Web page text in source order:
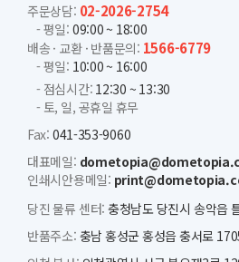
주문상담: 02-2026-2754
- 평일: 09:00 ~ 18:00
배송 · 교환 · 반품문의: 1566-6779
- 평일: 10:00 ~ 16:00
- 점심시간: 12:30 ~ 13:30
- 토, 일, 공휴일 휴무
Fax: 041-353-9060
대표메일:
인쇄시안용메일:
당진 물류 센터: 충청남도 당진시 송악읍
반품주소: 충남 홍성군 홍성읍 충서로